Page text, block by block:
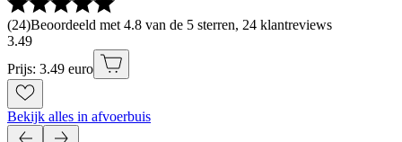
(24)Beoordeeld met 4.8 van de 5 sterren, 24 klantreviews
3.49
Prijs: 3.49 euro
Bekijk alles in afvoerbuis